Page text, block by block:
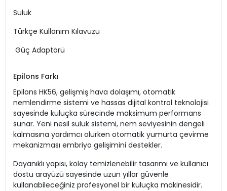
Suluk
Türkçe Kullanım Kılavuzu
Güç Adaptörü
Epilons Farkı
Epilons HK56, gelişmiş hava dolaşımı, otomatik
nemlendirme sistemi ve hassas dijital kontrol teknolojisi
sayesinde kuluçka sürecinde maksimum performans
sunar. Yeni nesil suluk sistemi, nem seviyesinin dengeli
kalmasına yardımcı olurken otomatik yumurta çevirme
mekanizması embriyo gelişimini destekler.
Dayanıklı yapısı, kolay temizlenebilir tasarımı ve kullanıcı
dostu arayüzü sayesinde uzun yıllar güvenle
kullanabileceğiniz profesyonel bir kuluçka makinesidir.